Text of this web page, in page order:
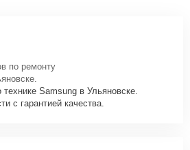
по ремонту
Samsung в Ульяновске.
с гарантией качества.